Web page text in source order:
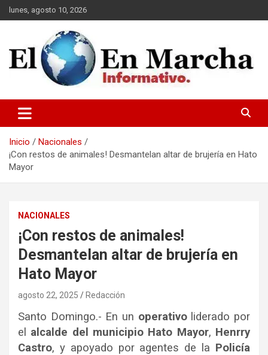
Saltar
al
lunes, agosto 10, 2026
elmundoenmarcha.net
Inicio
Nacionales
¡Con restos de animales! Desmantelan altar de brujería en Hato
Mayor
NACIONALES
¡Con restos de animales!
Desmantelan altar de brujería en
Hato Mayor
agosto 22, 2025 Redacción
Santo Domingo.- En un operativoliderado por
el alcalde del municipio Hato Mayor, Henrry
Castro, y apoyado por agentes de la Policía